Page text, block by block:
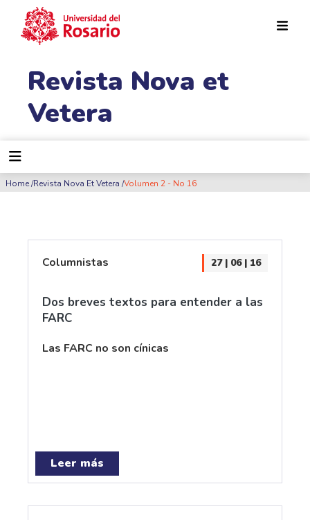
Revista Nova et
Vetera
Ruta de navegación
Home Revista Nova Et Vetera Volumen 2 - No 16
Columnistas 27 | 06 | 16
Dos breves textos para entender a las
FARC
Las FARC no son cínicas
Leer más